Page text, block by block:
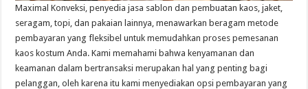
Maximal Konveksi, penyedia jasa sablon dan pembuatan kaos, jaket,
seragam, topi, dan pakaian lainnya, menawarkan beragam metode
pembayaran yang fleksibel untuk memudahkan proses pemesanan
kaos kostum Anda. Kami memahami bahwa kenyamanan dan
keamanan dalam bertransaksi merupakan hal yang penting bagi
pelanggan, oleh karena itu kami menyediakan opsi pembayaran yang